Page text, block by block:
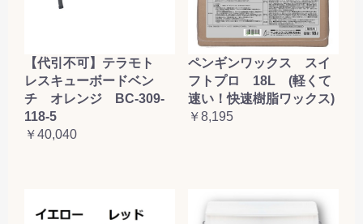
【代引不可】テラモト
レスキューボードベン
チ オレンジ BC-309-
118-5
￥40,040
ペンギンワックス スイ
フトプロ 18L (軽くて
速い！快速樹脂ワックス)
￥8,195